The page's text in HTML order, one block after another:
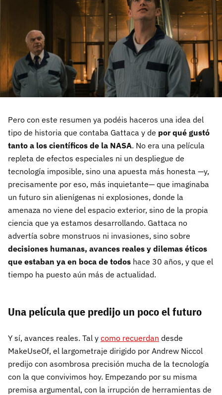
Pero con este resumen ya podéis haceros una idea del
tipo de historia que contaba Gattaca y de por qué gustó
tanto a los científicos de la NASA. No era una película
repleta de efectos especiales ni un despliegue de
tecnología imposible, sino una apuesta más honesta —y,
precisamente por eso, más inquietante— que imaginaba
un futuro sin alienígenas ni explosiones, donde la
amenaza no viene del espacio exterior, sino de la propia
ciencia que ya estamos desarrollando. Gattaca no
advertía sobre monstruos ni invasiones, sino sobre
decisiones humanas, avances reales y dilemas éticos
que estaban ya en boca de todos hace 30 años, y que el
tiempo ha puesto aún más de actualidad.
Una película que predijo un poco el futuro
Y sí, avances reales. Tal y como recuerdan desde
MakeUseOf, el largometraje dirigido por Andrew Niccol
predijo con asombrosa precisión mucha de la tecnología
con la que convivimos hoy. Empezando por su misma
premisa argumental, con la irrupción de herramientas de